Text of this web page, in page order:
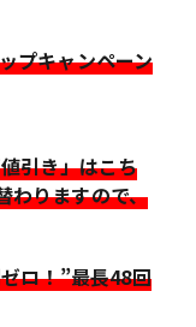
プキャンペーン
引き」はこち
わりますので、
ロ！”最長48回